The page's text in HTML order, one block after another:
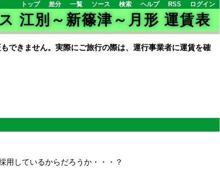
トップ 差分 一覧 ソース 検索 ヘルプ RSS ログイン
江別～新篠津～月形 運賃表
できません。実際にご旅行の際は、運行事業者に運賃を確
用しているからだろうか・・・？